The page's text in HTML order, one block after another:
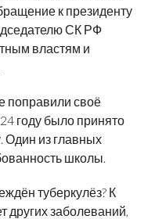
к президенту
СК РФ
властям и
поправили своё
году было принято
Один из главных
школы.
туберкулёз? К
других заболеваний,